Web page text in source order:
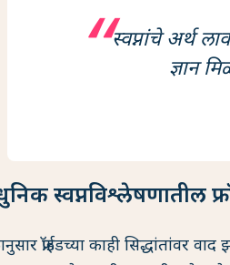
स्वप्नांचे अर्थ
ज्ञान
स्वप्नविश्लेषणातील
फ्रॉईडच्या काही सिद्धांतांवर